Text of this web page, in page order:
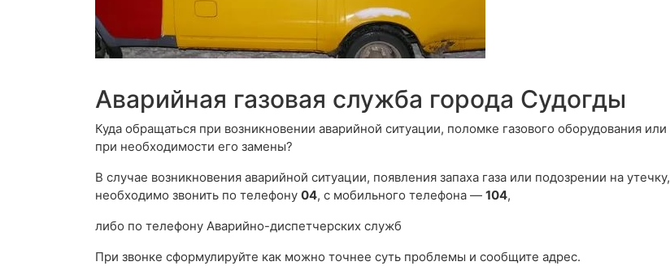
Аварийная газовая служба города Судогды
Куда обращаться при возникновении аварийной ситуации, поломке газового оборудования или
при необходимости его замены?
В случае возникновения аварийной ситуации, появления запаха газа или подозрении на утечку,
необходимо звонить по телефону 04, с мобильного телефона — 104,
либо по телефону Аварийно-диспетчерских служб
При звонке сформулируйте как можно точнее суть проблемы и сообщите адрес.